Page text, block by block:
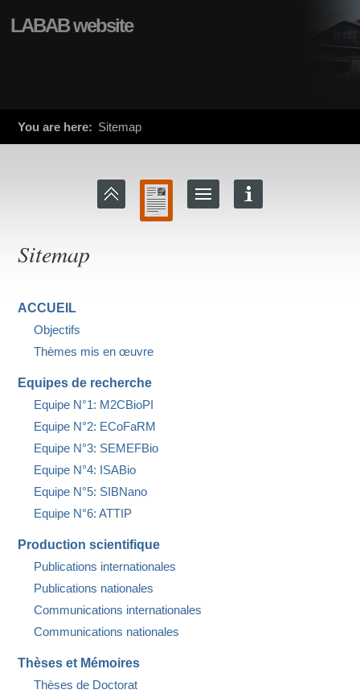
LABAB website
You are here: Sitemap
Sitemap
ACCUEIL
Objectifs
Thèmes mis en œuvre
Equipes de recherche
Equipe N°1: M2CBioPI
Equipe N°2: ECoFaRM
Equipe N°3: SEMEFBio
Equipe N°4: ISABio
Equipe N°5: SIBNano
Equipe N°6: ATTIP
Production scientifique
Publications internationales
Publications nationales
Communications internationales
Communications nationales
Thèses et Mémoires
Thèses de Doctorat